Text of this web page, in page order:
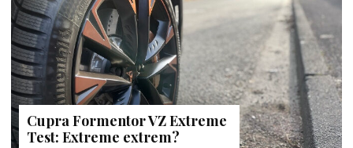
Cupra Formentor VZ Extreme
Test: Extreme extrem?